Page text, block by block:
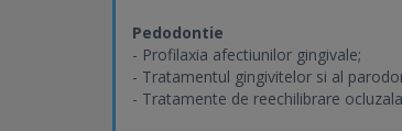
Pedodontie
- Profilaxia afectiunilor gingivale;
- Tratamentul gingivitelor si al
- Tratamente de reechilibrare